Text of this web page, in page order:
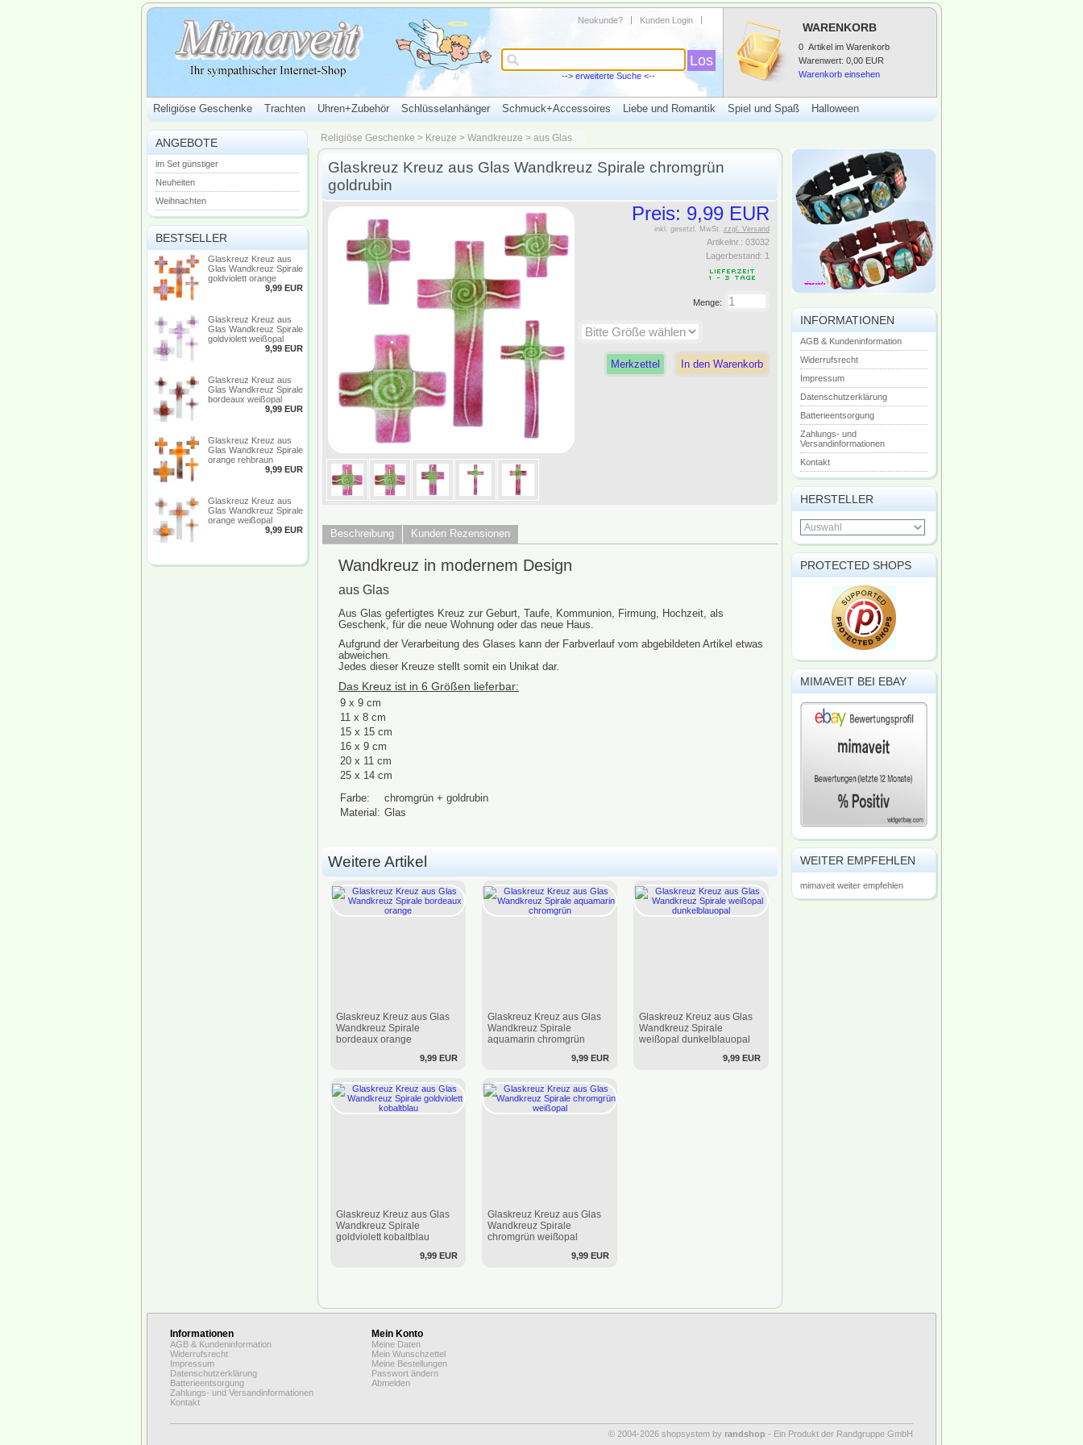
Los
--> erweiterte Suche <--
Kunden Login
Neukunde?
WARENKORB
0 Artikel im Warenkorb
Warenwert: 0,00 EUR
Warenkorb einsehen
Religiöse Geschenke Trachten Uhren+Zubehör Schlüsselanhänger Schmuck+Accessoires Liebe und Romantik Spiel und Spaß Halloween
ANGEBOTE
im Set günstiger
Neuheiten
Weihnachten
BESTSELLER
Glaskreuz Kreuz aus
Glas Wandkreuz Spirale
goldviolett orange
9,99 EUR
Glaskreuz Kreuz aus
Glas Wandkreuz Spirale
goldviolett weißopal
9,99 EUR
Glaskreuz Kreuz aus
Glas Wandkreuz Spirale
bordeaux weißopal
9,99 EUR
Glaskreuz Kreuz aus
Glas Wandkreuz Spirale
orange rehbraun
9,99 EUR
Glaskreuz Kreuz aus
Glas Wandkreuz Spirale
orange weißopal
9,99 EUR
Religiöse Geschenke > Kreuze > Wandkreuze > aus Glas
Glaskreuz Kreuz aus Glas Wandkreuz Spirale chromgrün
goldrubin
Preis: 9,99 EUR
inkl. gesetzl. MwSt. zzgl. Versand
Artikelnr.: 03032
Lagerbestand: 1
Menge:
In den Warenkorb
Merkzettel
Beschreibung Kunden Rezensionen
Wandkreuz in modernem Design
aus Glas
Aus Glas gefertigtes Kreuz zur Geburt, Taufe, Kommunion, Firmung, Hochzeit, als
Geschenk, für die neue Wohnung oder das neue Haus.
Aufgrund der Verarbeitung des Glases kann der Farbverlauf vom abgebildeten Artikel etwas
abweichen.
Jedes dieser Kreuze stellt somit ein Unikat dar.
Das Kreuz ist in 6 Größen lieferbar:
9 x 9 cm
11 x 8 cm
15 x 15 cm
16 x 9 cm
20 x 11 cm
25 x 14 cm
Farbe:
chromgrün + goldrubin
Material: Glas
Weitere Artikel
Glaskreuz Kreuz aus Glas
Wandkreuz Spirale
bordeaux orange
9,99 EUR
Glaskreuz Kreuz aus Glas
Wandkreuz Spirale
aquamarin chromgrün
9,99 EUR
Glaskreuz Kreuz aus Glas
Wandkreuz Spirale
weißopal dunkelblauopal
9,99 EUR
Glaskreuz Kreuz aus Glas
Wandkreuz Spirale
goldviolett kobaltblau
9,99 EUR
Glaskreuz Kreuz aus Glas
Wandkreuz Spirale
chromgrün weißopal
9,99 EUR
INFORMATIONEN
AGB & Kundeninformation
Widerrufsrecht
Impressum
Datenschutzerklärung
Batterieentsorgung
Zahlungs- und
Versandinformationen
Kontakt
HERSTELLER
PROTECTED SHOPS
MIMAVEIT BEI EBAY
WEITER EMPFEHLEN
mimaveit weiter empfehlen
Informationen
AGB & Kundeninformation
Widerrufsrecht
Impressum
Datenschutzerklärung
Batterieentsorgung
Zahlungs- und Versandinformationen
Kontakt
Mein Konto
Meine Daten
Mein Wunschzettel
Meine Bestellungen
Passwort ändern
Abmelden
© 2004-2026 shopsystem by randshop - Ein Produkt der Randgruppe GmbH